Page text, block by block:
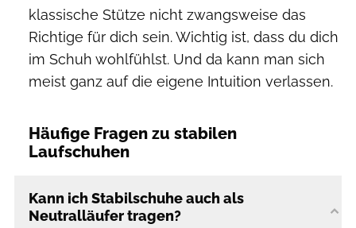
klassische Stütze nicht zwangsweise das
Richtige für dich sein. Wichtig ist, dass du dich
im Schuh wohlfühlst. Und da kann man sich
meist ganz auf die eigene Intuition verlassen.
Häufige Fragen zu stabilen
Laufschuhen
Kann ich Stabilschuhe auch als
Neutralläufer tragen?